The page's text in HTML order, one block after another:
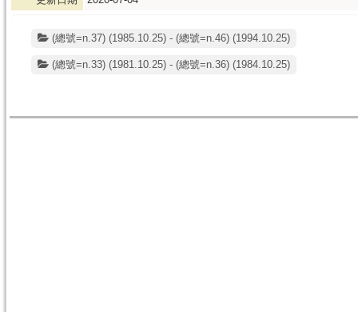
(總號=n.37) (1985.10.25) - (總號=n.46) (1994.10.25)
(總號=n.33) (1981.10.25) - (總號=n.36) (1984.10.25)